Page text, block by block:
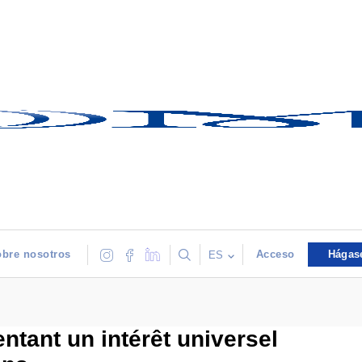
nosotros ES Acceso
un intérêt universel